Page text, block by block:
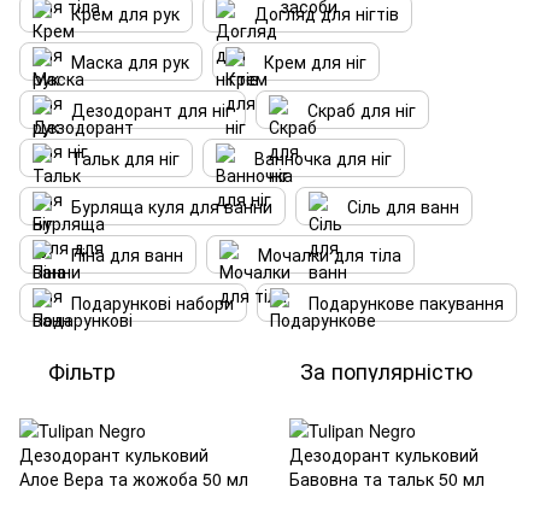
Крем для рук
Догляд для нігтів
Маска для рук
Крем для ніг
Дезодорант для ніг
Скраб для ніг
Тальк для ніг
Ванночка для ніг
Бурляща куля для ванни
Сіль для ванн
Піна для ванн
Мочалки для тіла
Подарункові набори
Подарункове пакування
Фільтр За популярністю